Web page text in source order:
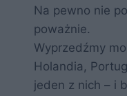
Na pewno nie
poważnie.
Wyprzedźmy
Holandia,
jeden z nich – i